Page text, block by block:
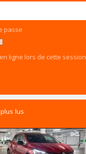
passe
ligne lors de cette session
lus